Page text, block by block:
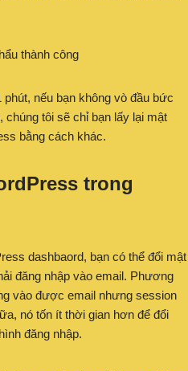
nếu bạn không vò đầu bức
tôi sẽ chỉ bạn lấy lại mật
bằng cách khác.
trong
dashbaord, bạn có thể đổi mật
đăng nhập vào email. Phương
vào được email nhưng session
nó tốn ít thời gian hơn để đổi
đăng nhập.